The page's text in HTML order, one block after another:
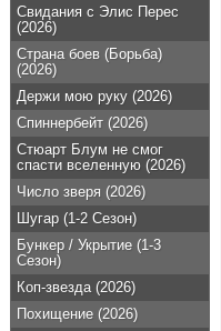
Свидания с Элис Перес
(2026)
Страна боев (Борьба)
(2026)
Держи мою руку (2026)
Спиннербейт (2026)
Стюарт Блум не смог
спасти вселенную (2026)
Число зверя (2026)
Шугар (1-2 Сезон)
Бункер / Укрытие (1-3
Сезон)
Коп-звезда (2026)
Похищение (2026)